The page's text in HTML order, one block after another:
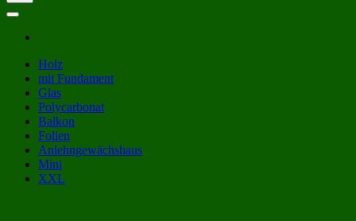
Holz
mit Fundament
Glas
Polycarbonat
Balkon
Folien
Anlehngewächshaus
Mini
XXL